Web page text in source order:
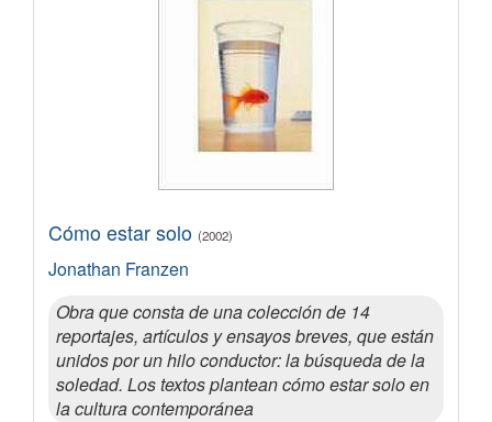
Cómo estar solo (2002)
Jonathan Franzen
Obra que consta de una colección de 14
reportajes, artículos y ensayos breves, que están
unidos por un hilo conductor: la búsqueda de la
soledad. Los textos plantean cómo estar solo en
la cultura contemporánea